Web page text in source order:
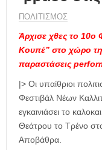
ΠΟΛΙΤΙΣΜΟΣ
Άρχισε χθες το 10ο
Κουπέ” στο χώρο
παραστάσεις
|> Οι υπαίθριοι
Φεστιβάλ Νέων
εγκαινιάσει το
Θεάτρου το Τρένο
Αποβάθρα.